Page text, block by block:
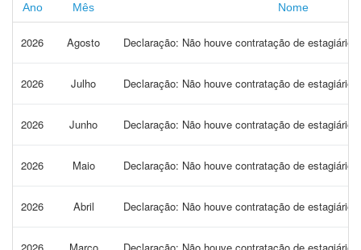
Ano Mês Nome
2026 Agosto Declaração: Não houve contratação de
2026 Julho Declaração: Não houve contratação de
2026 Junho Declaração: Não houve contratação de
2026 Maio Declaração: Não houve contratação de
2026 Abril Declaração: Não houve contratação de